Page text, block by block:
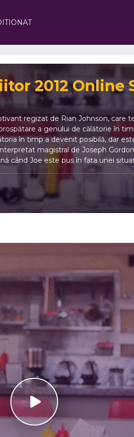
2012 Online
regizat de Rian Johnson, care
a genului de călătorie în
în timp a devenit posibilă, dar
magistral de Joseph
când Joe este pus în fața unei
înapoi în timp pentru a fi
sale acțiuni. În timp ce se
mafia și a găsi o cale de a
captivantă a timpului, destinului și
și elemente filozofice, care îl
impresionează cu efecte
avansată și scenele de
Coloana sonoră, compusă
scene. Sunetul și muzica
aspectele sale tehnice remarcabile,
în care călătoria în timp este
de a schimba propriul destin.
în Viitor" este un film SF
de aventură, suspans și